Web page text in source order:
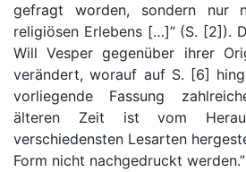
gefragt worden, sondern nur
religiösen Erlebens […]”(S. [2]).
Will Vesper gegenüber ihrer
verändert, worauf auf S. [6]
vorliegende Fassung
älteren Zeit ist vom
verschiedensten Lesarten
Form nicht nachgedruckt werden.”